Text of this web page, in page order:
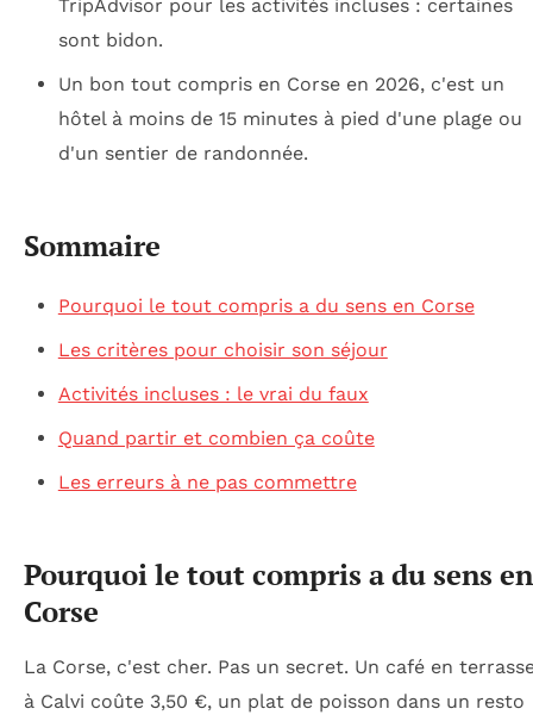
TripAdvisor pour les activités incluses : certaines
sont bidon.
Un bon tout compris en Corse en 2026, c'est un
hôtel à moins de 15 minutes à pied d'une plage ou
d'un sentier de randonnée.
Sommaire
Pourquoi le tout compris a du sens en Corse
Les critères pour choisir son séjour
Activités incluses : le vrai du faux
Quand partir et combien ça coûte
Les erreurs à ne pas commettre
Pourquoi le tout compris a du sens en
Corse
La Corse, c'est cher. Pas un secret. Un café en
à Calvi coûte 3,50 €, un plat de poisson dans un resto